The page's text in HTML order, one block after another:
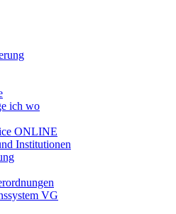
ich wo
ONLINE
Institutionen
VG